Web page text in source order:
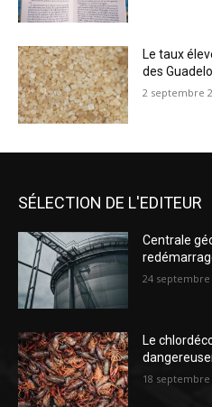
Le taux
des
2 septembre
SÉLECTION DE L'EDITEUR
Centrale
24 septembre
Le
18 septembre